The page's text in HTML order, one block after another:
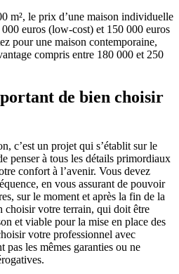
m², le prix d’une maison individuelle
euros (low-cost) et 150 000 euros
pour une maison contemporaine,
compris entre 180 000 et 250
de bien choisir
c’est un projet qui s’établit sur le
penser à tous les détails primordiaux
confort à l’avenir. Vous devez
en vous assurant de pouvoir
sur le moment et après la fin de la
choisir votre terrain, qui doit être
et viable pour la mise en place des
votre professionnel avec
pas les mêmes garanties ou ne